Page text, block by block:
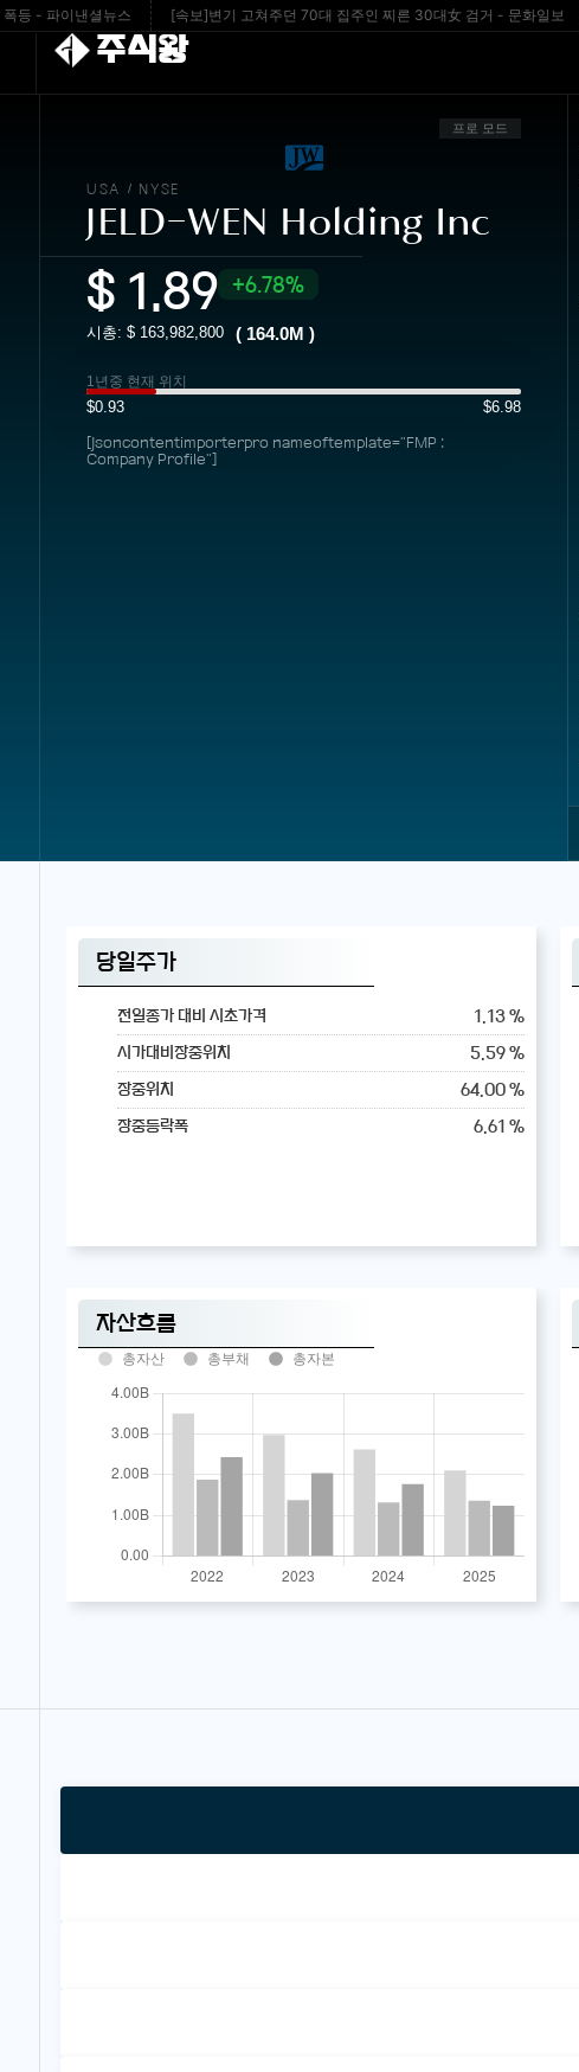
- 파이낸셜뉴스 [속보]변기 고쳐주던 70대 집주인 찌른 30대女 검거 - 문화일보
주식왕
프로 모드
USA / NYSE
JELD-WEN Holding Inc
$ 1.89 6.78%
시총: $ 163,982,800 ( 164.0M )
1년중 현재 위치
$0.93 $6.98
[jsoncontentimporterpro nameoftemplate="FMP :
Company Profile"]
당일주가
전일종가 대비 시초가격 1.13 %
시가대비장중위치 5.59 %
장중위치 64.00 %
장중등락폭 6.61 %
자산흐름
총자산 총부채 총자본